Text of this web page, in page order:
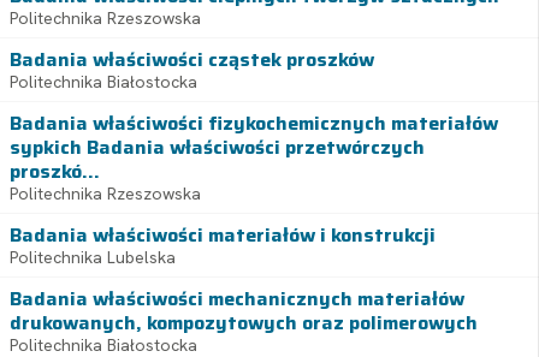
Politechnika Rzeszowska
Badania właściwości cząstek proszków
Politechnika Białostocka
Badania właściwości fizykochemicznych materiałów
sypkich Badania właściwości przetwórczych
proszkó...
Politechnika Rzeszowska
Badania właściwości materiałów i konstrukcji
Politechnika Lubelska
Badania właściwości mechanicznych materiałów
drukowanych, kompozytowych oraz polimerowych
Politechnika Białostocka